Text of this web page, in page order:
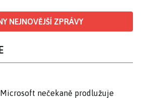
NEJNOVĚJŠÍ ZPRÁVY
nečekaně prodlužuje